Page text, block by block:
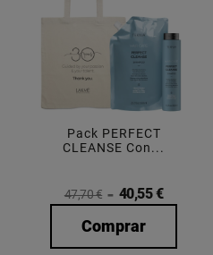
Pack PERFECT
CLEANSE Con...
47,70 € 40,55 €
Comprar